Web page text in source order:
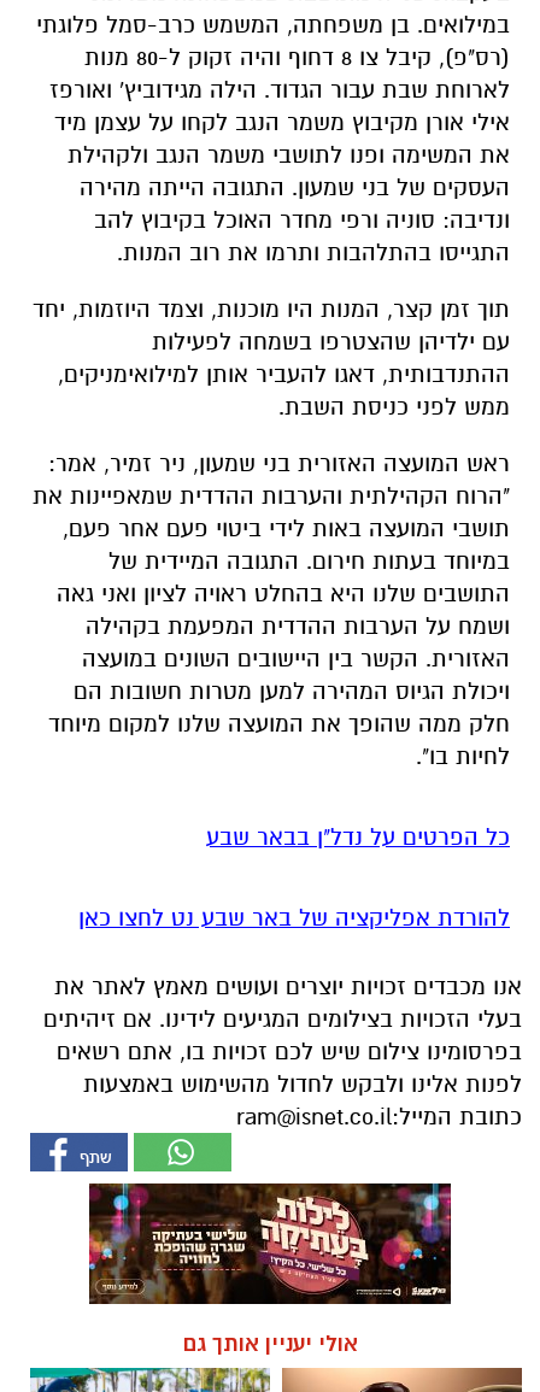
במילואים. בן משפחתה, המשמש כרב-סמל פלוגתי
(רס"פ), קיבל צו 8 דחוף והיה זקוק ל-80 מנות
לארוחת שבת עבור הגדוד. הילה מגידוביץ' ואורפז
אילי אורן מקיבוץ משמר הנגב לקחו על עצמן מיד
את המשימה ופנו לתושבי משמר הנגב ולקהילת
העסקים של בני שמעון. התגובה הייתה מהירה
ונדיבה: סוניה ורפי מחדר האוכל בקיבוץ להב
התגייסו בהתלהבות ותרמו את רוב המנות.
תוך זמן קצר, המנות היו מוכנות, וצמד היוזמות, יחד
עם ילדיהן שהצטרפו בשמחה לפעילות
ההתנדבותית, דאגו להעביר אותן למילואימניקים,
ממש לפני כניסת השבת.
ראש המועצה האזורית בני שמעון, ניר זמיר, אמר:
"הרוח הקהילתית והערבות ההדדית שמאפיינות את
תושבי המועצה באות לידי ביטוי פעם אחר פעם,
במיוחד בעתות חירום. התגובה המיידית של
התושבים שלנו היא בהחלט ראויה לציון ואני גאה
ושמח על הערבות ההדדית המפעמת בקהילה
האזורית. הקשר בין היישובים השונים במועצה
ויכולת הגיוס המהירה למען מטרות חשובות הם
חלק ממה שהופך את המועצה שלנו למקום מיוחד
לחיות בו".
כל הפרטים על נדל"ן בבאר שבע
להורדת אפליקציה של באר שבע נט לחצו כאן
אנו מכבדים זכויות יוצרים ועושים מאמץ לאתר את
בעלי הזכויות בצילומים המגיעים לידינו. אם זיהיתים
בפרסומינו צילום שיש לכם זכויות בו, אתם רשאים
לפנות אלינו ולבקש לחדול מהשימוש באמצעות
כתובת המייל:ram@isnet.co.il
אולי יעניין אותך גם